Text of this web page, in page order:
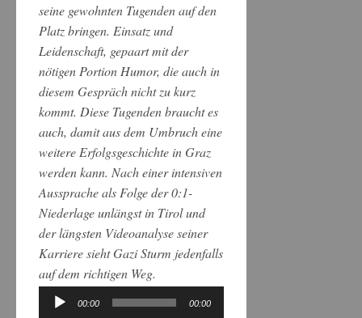
seine gewohnten Tugenden auf den
Platz bringen. Einsatz und
Leidenschaft, gepaart mit der
nötigen Portion Humor, die auch in
diesem Gespräch nicht zu kurz
kommt. Diese Tugenden braucht es
auch, damit aus dem Umbruch eine
weitere Erfolgsgeschichte in Graz
werden kann. Nach einer intensiven
Aussprache als Folge der 0:1-
Niederlage unlängst in Tirol und
der längsten Videoanalyse seiner
Karriere sieht Gazi Sturm jedenfalls
auf dem richtigen Weg.
Audio-
00:00 00:00